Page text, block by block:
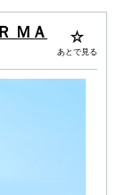
ＭＡ
あとで見る